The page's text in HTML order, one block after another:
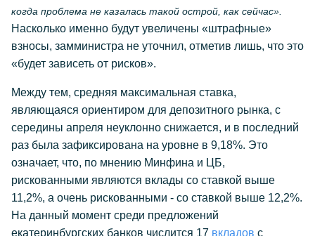
когда проблема не казалась такой острой, как сейчас».
Насколько именно будут увеличены «штрафные»
взносы, замминистра не уточнил, отметив лишь, что это
«будет зависеть от рисков».
Между тем, средняя максимальная ставка,
являющаяся ориентиром для депозитного рынка, с
середины апреля неуклонно снижается, и в последний
раз была зафиксирована на уровне в 9,18%. Это
означает, что, по мнению Минфина и ЦБ,
рискованными являются вклады со ставкой выше
11,2%, а очень рискованными - со ставкой выше 12,2%.
На данный момент среди предложений
екатеринбургских банков числится 17 вкладов с